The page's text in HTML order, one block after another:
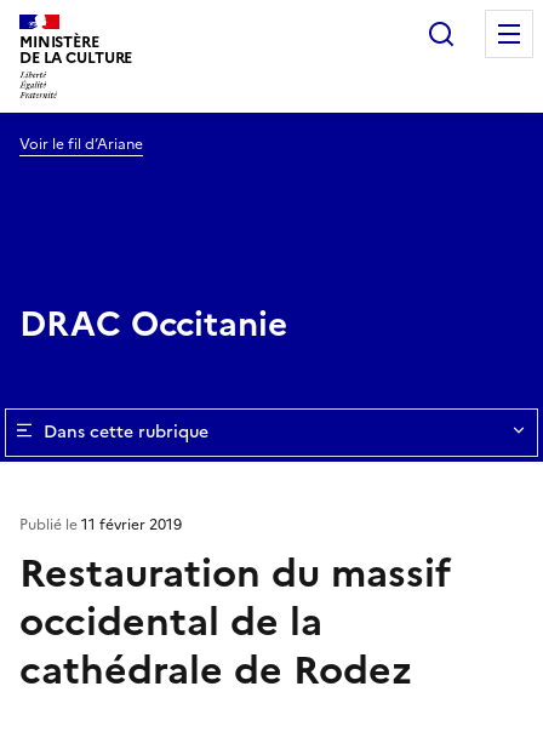
MINISTÈRE
DE LA CULTURE
Voir le fil d’Ariane
DRAC Occitanie
Dans cette rubrique
Restauration du massif
occidental de la
cathédrale de Rodez
Publié le11 février 2019